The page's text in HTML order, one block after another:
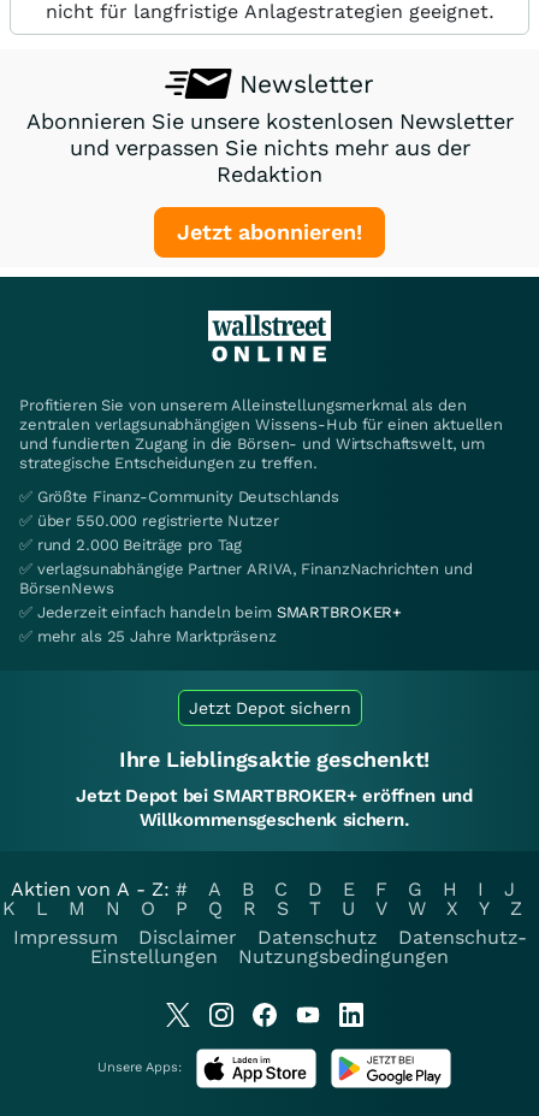
nicht für langfristige Anlagestrategien geeignet.
Newsletter
Abonnieren Sie unsere kostenlosen Newsletter
und verpassen Sie nichts mehr aus der
Redaktion
Jetzt abonnieren!
Profitieren Sie von unserem Alleinstellungsmerkmal als den
zentralen verlagsunabhängigen Wissens-Hub für einen aktuellen
und fundierten Zugang in die Börsen- und Wirtschaftswelt, um
strategische Entscheidungen zu treffen.
✅ Größte Finanz-Community Deutschlands
✅ über 550.000 registrierte Nutzer
✅ rund 2.000 Beiträge pro Tag
✅ verlagsunabhängige Partner ARIVA, FinanzNachrichten und
BörsenNews
✅ Jederzeit einfach handeln beim SMARTBROKER+
✅ mehr als 25 Jahre Marktpräsenz
Jetzt Depot sichern
Ihre Lieblingsaktie geschenkt!
Jetzt Depot bei SMARTBROKER+ eröffnen und
Willkommensgeschenk sichern.
Aktien von A - Z: # A B C D E F G H I
J
K
L M N O P Q R S T U V W X Y
Z
Impressum
Disclaimer Datenschutz
Datenschutz-
Einstellungen
Nutzungsbedingungen
Unsere Apps: